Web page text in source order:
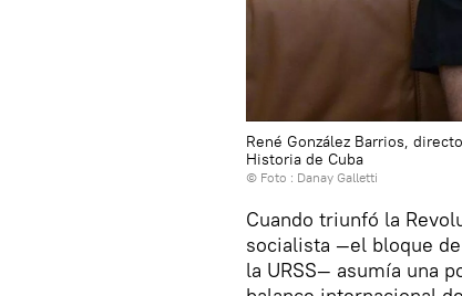
René González Barrios,
Historia de Cuba
© Foto : Danay Galletti
Cuando triunfó la
socialista —el bloque
la URSS— asumía una